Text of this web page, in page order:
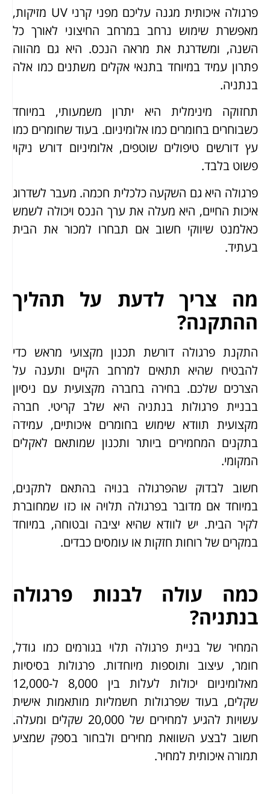
פרגולה איכותית מגנה עליכם מפני קרני UV מזיקות,
מאפשרת שימוש נרחב במרחב החיצוני לאורך כל
השנה, ומשדרגת את מראה הנכס. היא גם מהווה
פתרון עמיד במיוחד בתנאי אקלים משתנים כמו אלה
בנתניה.
תחזוקה מינימלית היא יתרון משמעותי, במיוחד
כשבוחרים בחומרים כמו אלומיניום. בעוד שחומרים כמו
עץ דורשים טיפולים שוטפים, אלומיניום דורש ניקוי
פשוט בלבד.
פרגולה היא גם השקעה כלכלית חכמה. מעבר לשדרוג
איכות החיים, היא מעלה את ערך הנכס ויכולה לשמש
כאלמנט שיווקי חשוב אם תבחרו למכור את הבית
בעתיד.
מה צריך לדעת על תהליך
ההתקנה?
התקנת פרגולה דורשת תכנון מקצועי מראש כדי
להבטיח שהיא תתאים למרחב הקיים ותענה על
הצרכים שלכם. בחירה בחברה מקצועית עם ניסיון
בבניית פרגולות בנתניה היא שלב קריטי. חברה
מקצועית תוודא שימוש בחומרים איכותיים, עמידה
בתקנים המחמירים ביותר ותכנון שמותאם לאקלים
המקומי.
חשוב לבדוק שהפרגולה בנויה בהתאם לתקנים,
במיוחד אם מדובר בפרגולה תלויה או כזו שמחוברת
לקיר הבית. יש לוודא שהיא יציבה ובטוחה, במיוחד
במקרים של רוחות חזקות או עומסים כבדים.
כמה עולה לבנות פרגולה
בנתניה?
המחיר של בניית פרגולה תלוי בגורמים כמו גודל,
חומר, עיצוב ותוספות מיוחדות. פרגולות בסיסיות
מאלומיניום יכולות לעלות בין 8,000 ל-12,000
שקלים, בעוד שפרגולות חשמליות מותאמות אישית
עשויות להגיע למחירים של 20,000 שקלים ומעלה.
חשוב לבצע השוואת מחירים ולבחור בספק שמציע
תמורה איכותית למחיר.